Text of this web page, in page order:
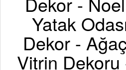
Yatak
Dekor -
Vitrin